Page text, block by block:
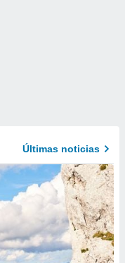
Últimas noticias